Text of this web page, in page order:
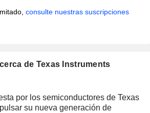
consulte nuestras suscripciones
de Texas Instruments
por los semiconductores de Texas
su nueva generación de